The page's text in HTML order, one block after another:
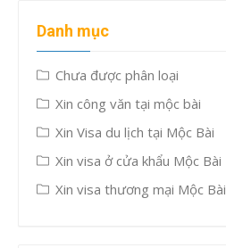
Danh mục
Chưa được phân loại
Xin công văn tại mộc bài
Xin Visa du lịch tại Mộc Bài
Xin visa ở cửa khẩu Mộc Bài
Xin visa thương mại Mộc Bài